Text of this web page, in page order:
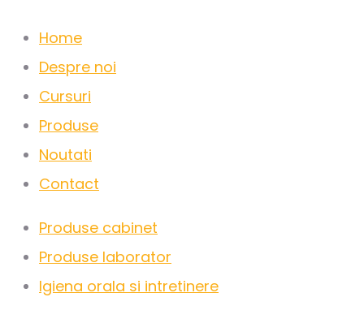
Home
Despre noi
Cursuri
Produse
Noutati
Contact
Produse cabinet
Produse laborator
Igiena orala si intretinere